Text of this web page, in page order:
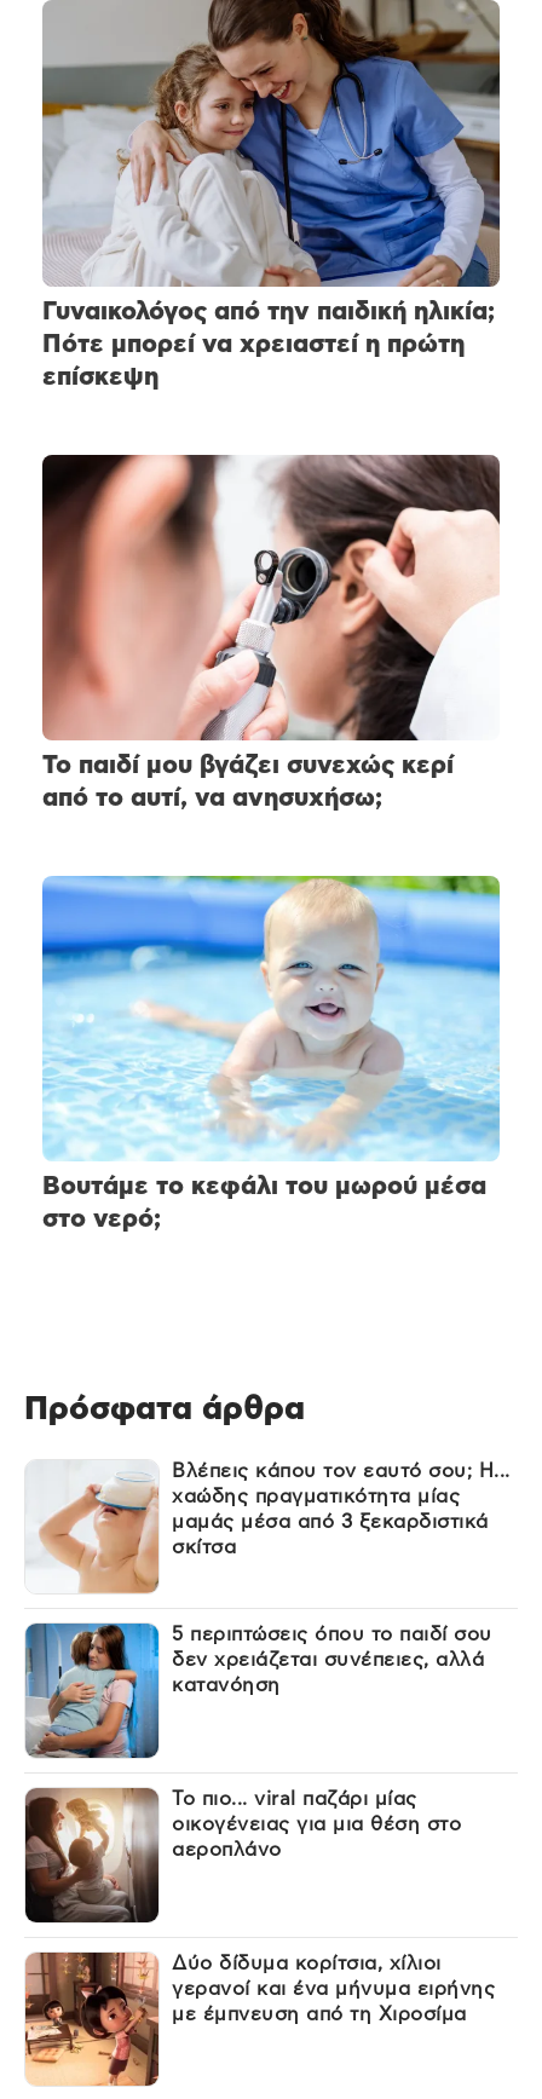
Γυναικολόγος από την παιδική ηλικία;
Πότε μπορεί να χρειαστεί η πρώτη
επίσκεψη
Το παιδί μου βγάζει συνεχώς κερί
από το αυτί, να ανησυχήσω;
Βουτάμε το κεφάλι του μωρού μέσα
στο νερό;
Πρόσφατα άρθρα
Βλέπεις κάπου τον εαυτό σου; Η...
χαώδης πραγματικότητα μίας
μαμάς μέσα από 3 ξεκαρδιστικά
σκίτσα
5 περιπτώσεις όπου το παιδί σου
δεν χρειάζεται συνέπειες, αλλά
κατανόηση
Το πιο... viral παζάρι μίας
οικογένειας για μια θέση στο
αεροπλάνο
Δύο δίδυμα κορίτσια, χίλιοι
γερανοί και ένα μήνυμα ειρήνης
με έμπνευση από τη Χιροσίμα